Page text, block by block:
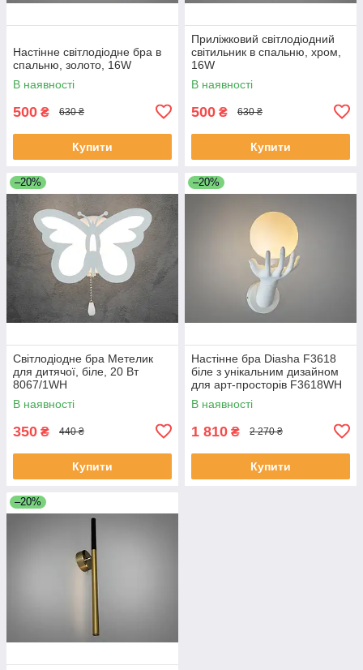
Настінне світлодіодне бра в
спальню, золото, 16W
В наявності
500 ₴ 630 ₴
Купити
Приліжковий світлодіодний
світильник в спальню, хром,
16W
В наявності
500 ₴ 630 ₴
Купити
–20%
Світлодіодне бра Метелик
для дитячої, біле, 20 Вт
8067/1WH
В наявності
350 ₴ 440 ₴
Купити
–20%
Настінне бра Diasha F3618
біле з унікальним дизайном
для арт-просторів F3618WH
В наявності
1 810 ₴ 2 270 ₴
Купити
–20%